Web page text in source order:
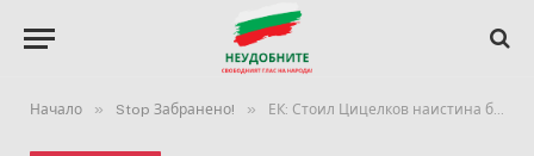
Начало » Stop Забранено! » ЕК: Стоил Цицелков наистина беше отстранен за 5 г. от наблюдение на избори